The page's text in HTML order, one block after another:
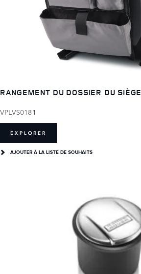
RANGEMENT DU DOSSIER DU SIÈGE
VPLVS0181
EXPLORER
AJOUTER À LA LISTE DE SOUHAITS